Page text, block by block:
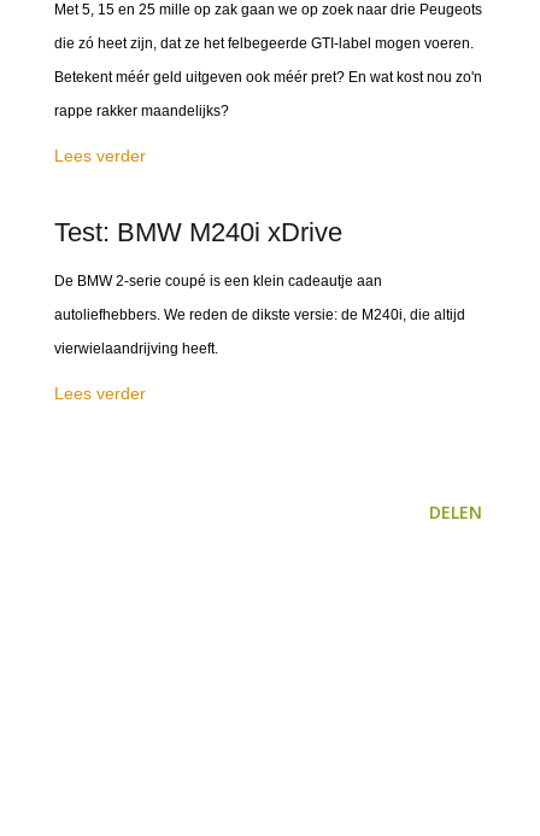
Met 5, 15 en 25 mille op zak gaan we op zoek naar drie Peugeots
die zó heet zijn, dat ze het felbegeerde GTI-label mogen voeren.
Betekent méér geld uitgeven ook méér pret? En wat kost nou zo'n
rappe rakker maandelijks?
Lees verder
Test: BMW M240i xDrive
De BMW 2-serie coupé is een klein cadeautje aan
autoliefhebbers. We reden de dikste versie: de M240i, die altijd
vierwielaandrijving heeft.
Lees verder
DELEN